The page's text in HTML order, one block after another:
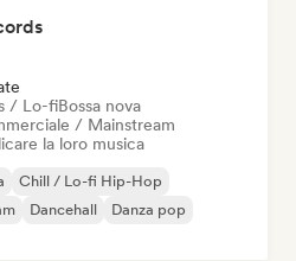
/ Lo-fiBossa nova
/ Mainstream
la loro musica
Chill / Lo-fi Hip-Hop
Dancehall
Danza pop